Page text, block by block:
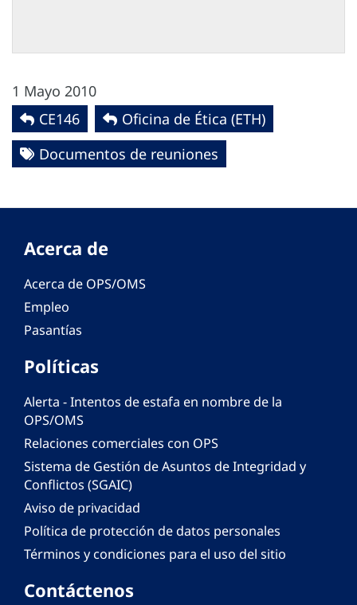
1 Mayo 2010
CE146
Oficina de Ética (ETH)
Documentos de reuniones
Acerca de
Acerca de OPS/OMS
Empleo
Pasantías
Políticas
Alerta - Intentos de estafa en nombre de la
OPS/OMS
Relaciones comerciales con OPS
Sistema de Gestión de Asuntos de Integridad y
Conflictos (SGAIC)
Aviso de privacidad
Política de protección de datos personales
Términos y condiciones para el uso del sitio
Contáctenos